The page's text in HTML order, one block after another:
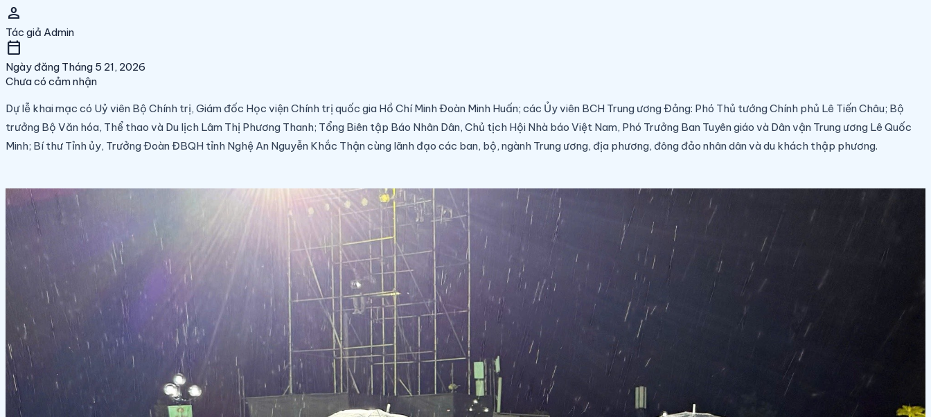
person
Tác giả Admin
calendar_today
Ngày đăng Tháng 5 21, 2026
Chưa có cảm nhận
Dự lễ khai mạc có Uỷ viên Bộ Chính trị, Giám đốc Học viện Chính trị quốc gia Hồ Chí Minh Đoàn Minh Huấn; các Ủy viên BCH Trung ương Đảng: Phó Thủ tướng Chính phủ Lê Tiến Châu; Bộ
trưởng Bộ Văn hóa, Thể thao và Du lịch Lâm Thị Phương Thanh; Tổng Biên tập Báo Nhân Dân, Chủ tịch Hội Nhà báo Việt Nam, Phó Trưởng Ban Tuyên giáo và Dân vận Trung ương Lê Quốc
Minh; Bí thư Tỉnh ủy, Trưởng Đoàn ĐBQH tỉnh Nghệ An Nguyễn Khắc Thận cùng lãnh đạo các ban, bộ, ngành Trung ương, địa phương, đông đảo nhân dân và du khách thập phương.